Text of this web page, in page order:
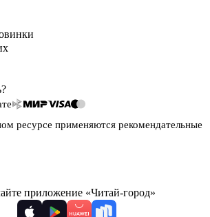
ресурсе применяются рекомендательные
приложение «Читай-город»